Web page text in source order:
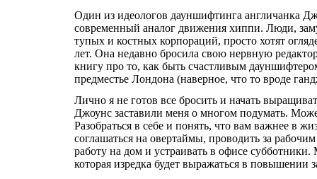
Один из идеологов дауншифтинга англичанка
современный аналог движения хиппи. Люди,
тупых и костных корпораций, просто хотят
лет. Она недавно бросила свою нервную
книгу про то, как быть счастливым
предместье Лондона (наверное, что то вроде
Лично я не готов все бросить и начать
Джоунс заставили меня о многом подумать.
Разобраться в себе и понять, что вам важнее в
соглашаться на овертаймы, проводить за
работу на дом и устраивать в офисе субботники.
которая изредка будет выражаться в